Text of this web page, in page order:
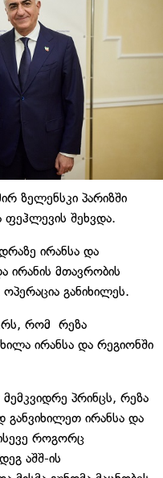
ზელენსკი პარიზში
ფეჰლევის შეხვდა.
ირანსა და
ირანის მთავრობის
განიხილეს.
რომ რეზა
ირანსა და რეგიონში
პრინცს, რეზა
ირანსა და
როგორც
აშშ-ის